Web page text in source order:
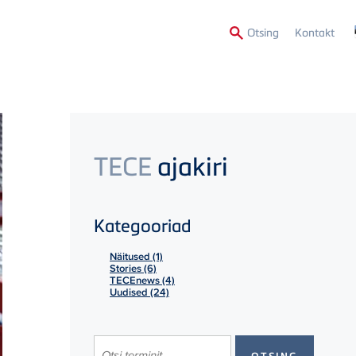
Otsing Kontakt
TECE ajakiri
Kategooriad
Näitused (1)
Stories (6)
TECEnews (4)
Uudised (24)